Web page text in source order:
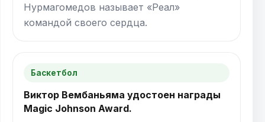
Нурмагомедов называет «Реал»
командой своего сердца.
Баскетбол
Виктор Вембаньяма удостоен награды
Magic Johnson Award.